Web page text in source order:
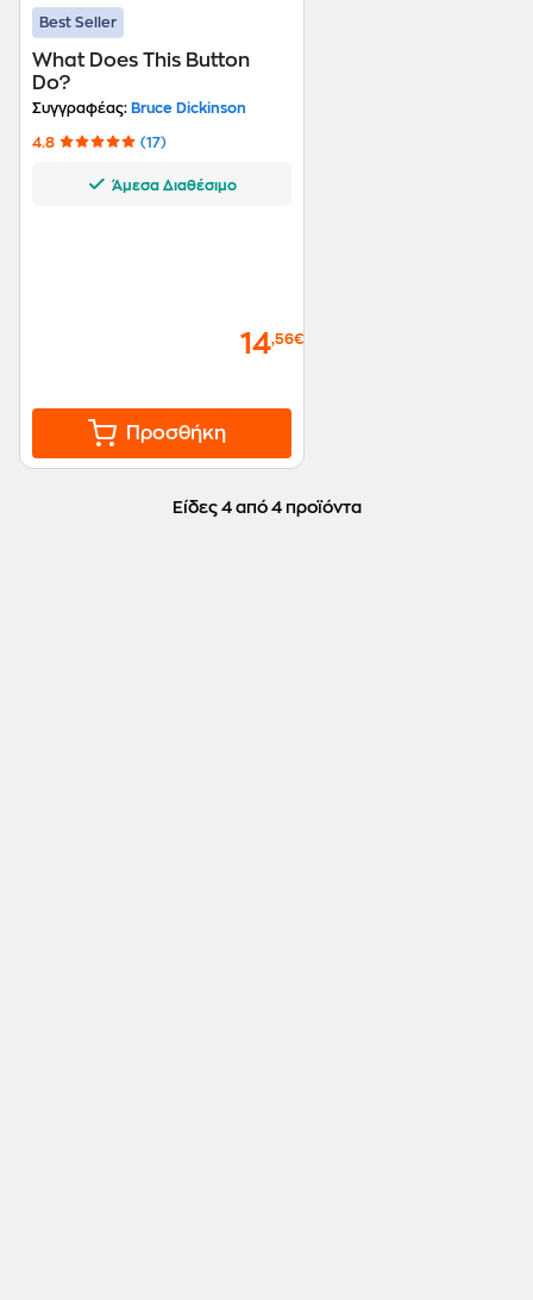
Best Seller
What Does This Button
Do?
Συγγραφέας: Bruce Dickinson
4.8 (17)
Άμεσα Διαθέσιμο
14,56€
Προσθήκη
Είδες 4 από 4 προϊόντα